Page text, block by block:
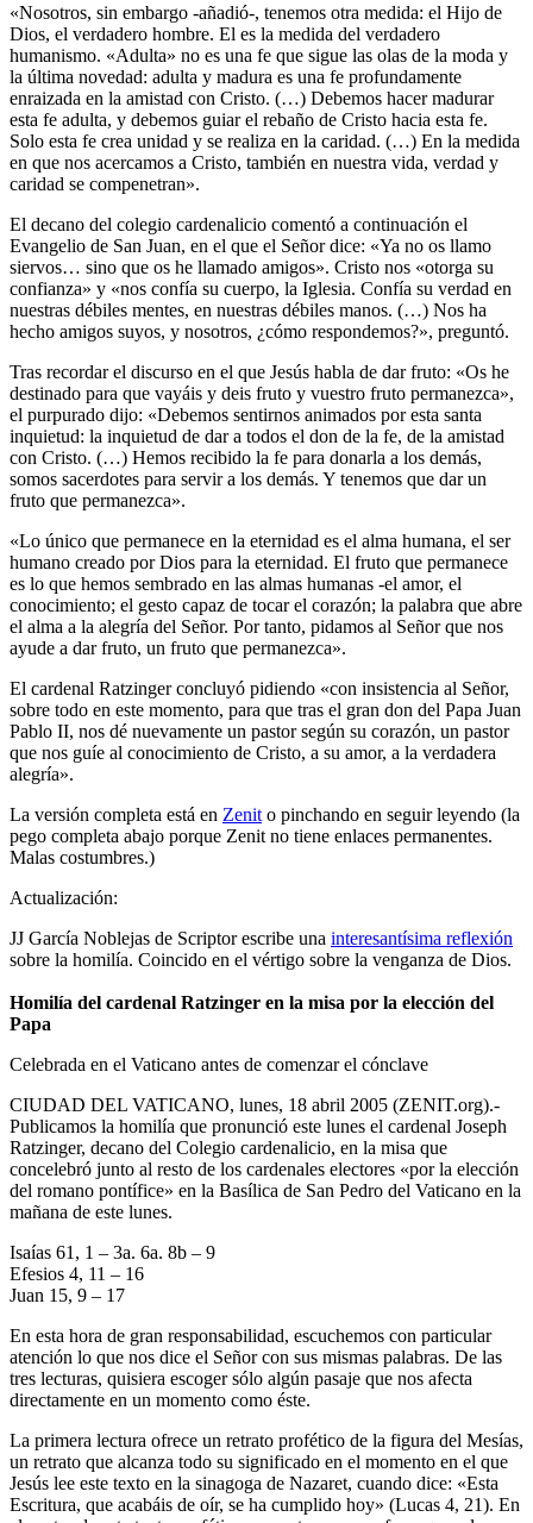
«Nosotros, sin embargo -añadió-, tenemos otra medida: el Hijo de
Dios, el verdadero hombre. El es la medida del verdadero
humanismo. «Adulta» no es una fe que sigue las olas de la moda y
la última novedad: adulta y madura es una fe profundamente
enraizada en la amistad con Cristo. (…) Debemos hacer madurar
esta fe adulta, y debemos guiar el rebaño de Cristo hacia esta fe.
Solo esta fe crea unidad y se realiza en la caridad. (…) En la medida
en que nos acercamos a Cristo, también en nuestra vida, verdad y
caridad se compenetran».
El decano del colegio cardenalicio comentó a continuación el
Evangelio de San Juan, en el que el Señor dice: «Ya no os llamo
siervos… sino que os he llamado amigos». Cristo nos «otorga su
confianza» y «nos confía su cuerpo, la Iglesia. Confía su verdad en
nuestras débiles mentes, en nuestras débiles manos. (…) Nos ha
hecho amigos suyos, y nosotros, ¿cómo respondemos?», preguntó.
Tras recordar el discurso en el que Jesús habla de dar fruto: «Os he
destinado para que vayáis y deis fruto y vuestro fruto permanezca»,
el purpurado dijo: «Debemos sentirnos animados por esta santa
inquietud: la inquietud de dar a todos el don de la fe, de la amistad
con Cristo. (…) Hemos recibido la fe para donarla a los demás,
somos sacerdotes para servir a los demás. Y tenemos que dar un
fruto que permanezca».
«Lo único que permanece en la eternidad es el alma humana, el ser
humano creado por Dios para la eternidad. El fruto que permanece
es lo que hemos sembrado en las almas humanas -el amor, el
conocimiento; el gesto capaz de tocar el corazón; la palabra que abre
el alma a la alegría del Señor. Por tanto, pidamos al Señor que nos
ayude a dar fruto, un fruto que permanezca».
El cardenal Ratzinger concluyó pidiendo «con insistencia al Señor,
sobre todo en este momento, para que tras el gran don del Papa Juan
Pablo II, nos dé nuevamente un pastor según su corazón, un pastor
que nos guíe al conocimiento de Cristo, a su amor, a la verdadera
alegría».
La versión completa está en Zenit o pinchando en seguir leyendo (la
pego completa abajo porque Zenit no tiene enlaces permanentes.
Malas costumbres.)
Actualización:
JJ García Noblejas de Scriptor escribe una interesantísima reflexión
sobre la homilía. Coincido en el vértigo sobre la venganza de Dios.
Homilía del cardenal Ratzinger en la misa por la elección del
Papa
Celebrada en el Vaticano antes de comenzar el cónclave
CIUDAD DEL VATICANO, lunes, 18 abril 2005 (ZENIT.org).-
Publicamos la homilía que pronunció este lunes el cardenal Joseph
Ratzinger, decano del Colegio cardenalicio, en la misa que
concelebró junto al resto de los cardenales electores «por la elección
del romano pontífice» en la Basílica de San Pedro del Vaticano en la
mañana de este lunes.
Isaías 61, 1 – 3a. 6a. 8b – 9
Efesios 4, 11 – 16
Juan 15, 9 – 17
En esta hora de gran responsabilidad, escuchemos con particular
atención lo que nos dice el Señor con sus mismas palabras. De las
tres lecturas, quisiera escoger sólo algún pasaje que nos afecta
directamente en un momento como éste.
La primera lectura ofrece un retrato profético de la figura del Mesías,
un retrato que alcanza todo su significado en el momento en el que
Jesús lee este texto en la sinagoga de Nazaret, cuando dice: «Esta
Escritura, que acabáis de oír, se ha cumplido hoy» (Lucas 4, 21). En